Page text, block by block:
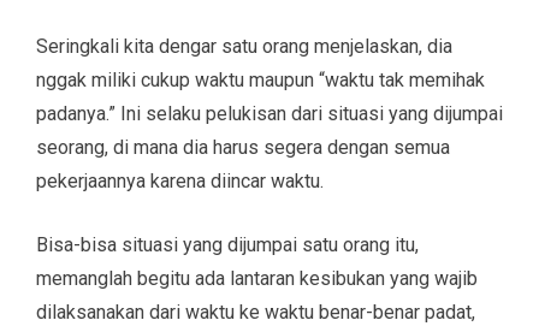
Seringkali kita dengar satu orang menjelaskan, dia
nggak miliki cukup waktu maupun “waktu tak memihak
padanya.” Ini selaku pelukisan dari situasi yang dijumpai
seorang, di mana dia harus segera dengan semua
pekerjaannya karena diincar waktu.
Bisa-bisa situasi yang dijumpai satu orang itu,
memanglah begitu ada lantaran kesibukan yang wajib
dilaksanakan dari waktu ke waktu benar-benar padat,